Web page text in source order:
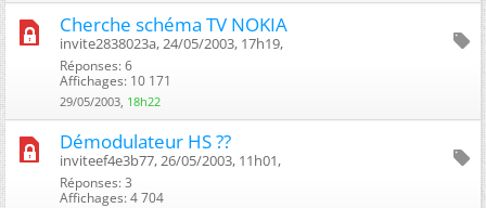
Cherche schéma TV NOKIA
invite2838023a, 24/05/2003, 17h19, ‎
Réponses: 6
Affichages: 10 171
29/05/2003, 18h22
Démodulateur HS ??
inviteef4e3b77, 26/05/2003, 11h01, ‎
Réponses: 3
Affichages: 4 704